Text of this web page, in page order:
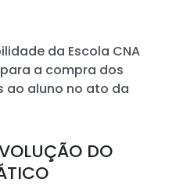
da Escola CNA
a compra dos
ao aluno no ato da
DO